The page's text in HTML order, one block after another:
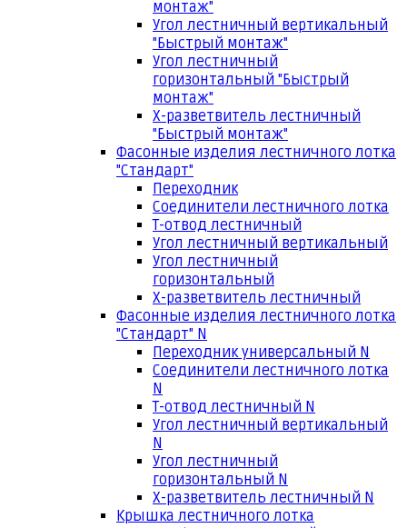
монтаж"
Угол лестничный вертикальный
"Быстрый монтаж"
Угол лестничный
горизонтальный "Быстрый
монтаж"
Х-разветвитель лестничный
"Быстрый монтаж"
Фасонные изделия лестничного лотка
"Стандарт"
Переходник
Соединители лестничного лотка
Т-отвод лестничный
Угол лестничный вертикальный
Угол лестничный
горизонтальный
Х-разветвитель лестничный
Фасонные изделия лестничного лотка
"Стандарт" N
Переходник универсальный N
Соединители лестничного лотка
N
Т-отвод лестничный N
Угол лестничный вертикальный
N
Угол лестничный
горизонтальный N
Х-разветвитель лестничный N
Крышка лестничного лотка